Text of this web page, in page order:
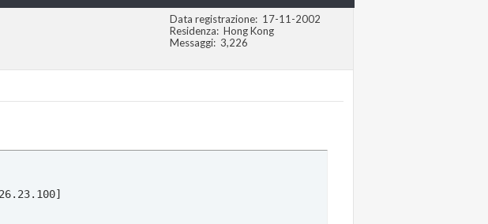
Data registrazione
17-11-2002
Residenza
Hong Kong
Messaggi 3,226